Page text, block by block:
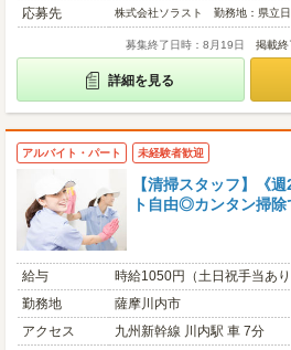
応募先
株式会社ソラスト 勤務地：県立
募集終了日時：8月19日 掲載終
詳細を見る
アルバイト・パート 未経験者歓迎
【清掃スタッフ】《
ト自由◎カンタン掃
給与
時給1050円（土日祝手当あ
勤務地
薩摩川内市
アクセス
九州新幹線 川内駅 車 7分